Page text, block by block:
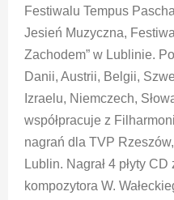
Festiwalu Tempus
Jesień Muzyczna,
Zachodem” w Lublinie.
Danii, Austrii, Belgii,
Izraelu, Niemczech,
współpracuje z
nagrań dla TVP
Lublin. Nagrał 4 płyty
kompozytora W.